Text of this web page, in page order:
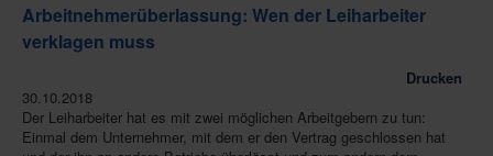
Arbeitnehmerüberlassung: Wen der Leiharbeiter
verklagen muss
Drucken
30.10.2018
Der Leiharbeiter hat es mit zwei möglichen Arbeitgebern zu tun:
Einmal dem Unternehmer, mit dem er den Vertrag geschlossen hat